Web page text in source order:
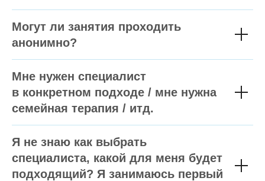
Могут ли занятия проходить
анонимно?
Мне нужен специалист
в конкретном подходе / мне нужна
семейная терапия / итд.
Я не знаю как выбрать
специалиста, какой для меня будет
подходящий? Я занимаюсь первый